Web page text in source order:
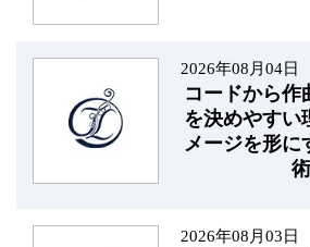
2026年08月04日
コードから作
を決めやすい
メージを形に
術
2026年08月03日